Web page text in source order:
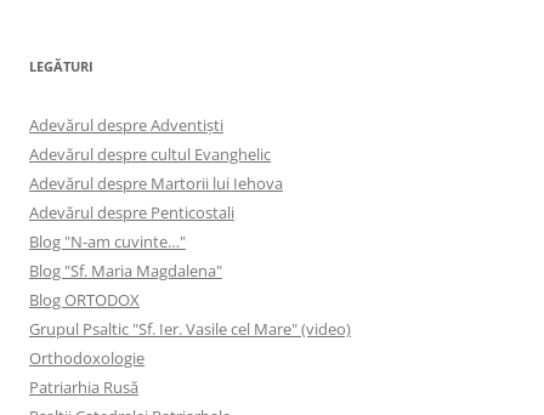
LEGĂTURI
Adevărul despre Adventişti
Adevărul despre cultul Evanghelic
Adevărul despre Martorii lui Iehova
Adevărul despre Penticostali
Blog "N-am cuvinte…"
Blog "Sf. Maria Magdalena"
Blog ORTODOX
Grupul Psaltic "Sf. Ier. Vasile cel Mare" (video)
Orthodoxologie
Patriarhia Rusă